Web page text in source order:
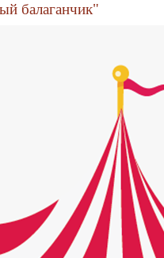
балаганчик"